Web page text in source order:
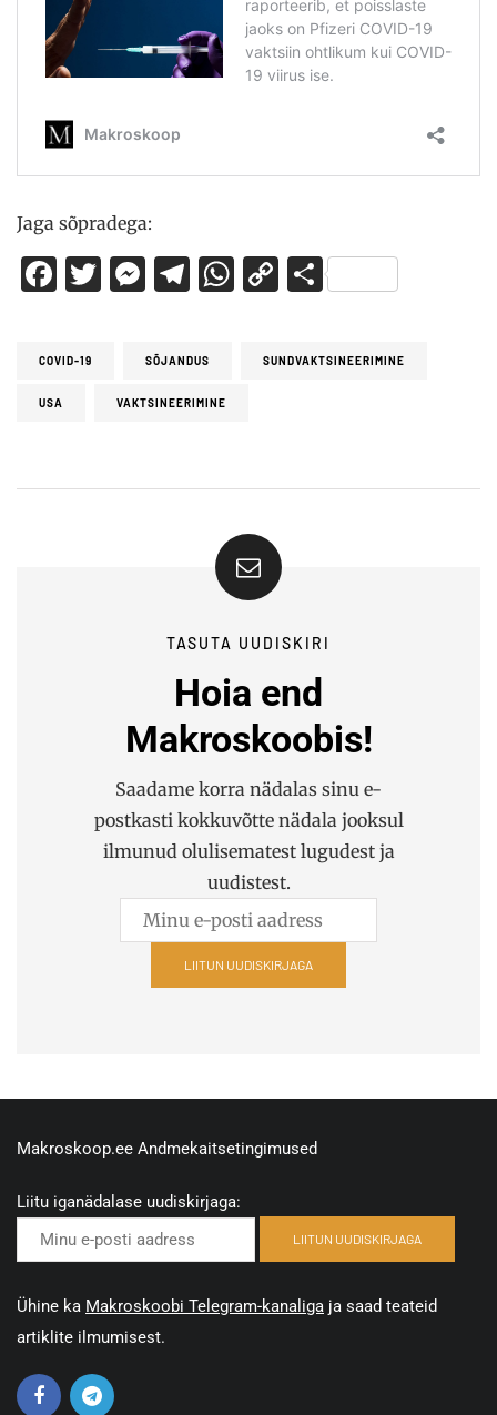
Jaga sõpradega:
Facebook
Twitter
Messenger
Telegram
WhatsApp
CopyShare
COVID-19 SÕJANDUS SUNDVAKTSINEERIMINE
USA VAKTSINEERIMINE
TASUTA UUDISKIRI
Hoia end
Makroskoobis!
Saadame korra nädalas sinu e-
postkasti kokkuvõtte nädala jooksul
ilmunud olulisematest lugudest ja
uudistest.
LIITUN UUDISKIRJAGA
Makroskoop.ee Andmekaitsetingimused
Liitu iganädalase uudiskirjaga:
LIITUN UUDISKIRJAGA
Ühine ka Makroskoobi Telegram-kanaliga ja saad teateid
artiklite ilmumisest.